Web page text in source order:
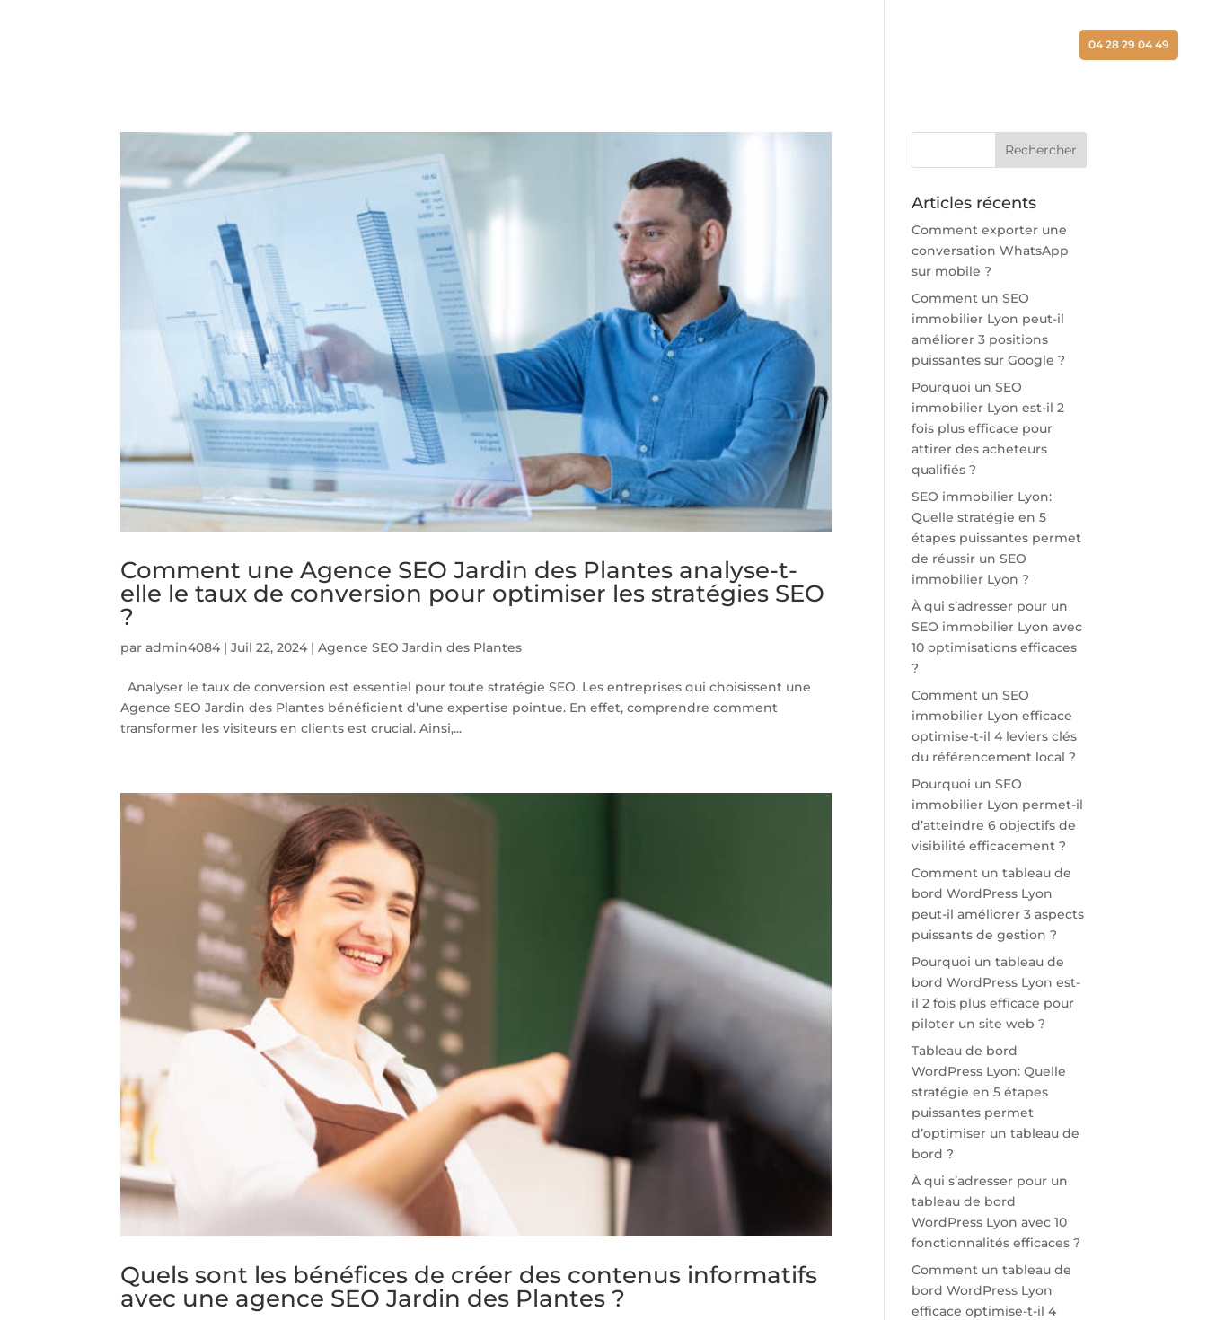
04 28 29 04 49
Comment une Agence SEO Jardin des Plantes analyse-t-
elle le taux de conversion pour optimiser les stratégies SEO
?
paradmin4084 |Juil 22, 2024 |Agence SEO Jardin des Plantes
Analyser le taux de conversion est essentiel pour toute stratégie SEO. Les entreprises qui choisissent une
Agence SEO Jardin des Plantes bénéficient d’une expertise pointue. En effet, comprendre comment
transformer les visiteurs en clients est crucial. Ainsi,...
Quels sont les bénéfices de créer des contenus informatifs
avec une agence SEO Jardin des Plantes ?
Articles récents
Comment exporter une
conversation WhatsApp
sur mobile ?
Comment un SEO
immobilier Lyon peut-il
améliorer 3 positions
puissantes sur Google ?
Pourquoi un SEO
immobilier Lyon est-il 2
fois plus efficace pour
attirer des acheteurs
qualifiés ?
SEO immobilier Lyon:
Quelle stratégie en 5
étapes puissantes permet
de réussir un SEO
immobilier Lyon ?
À qui s’adresser pour un
SEO immobilier Lyon avec
10 optimisations efficaces
?
Comment un SEO
immobilier Lyon efficace
optimise-t-il 4 leviers clés
du référencement local ?
Pourquoi un SEO
immobilier Lyon permet-il
d’atteindre 6 objectifs de
visibilité efficacement ?
Comment un tableau de
bord WordPress Lyon
peut-il améliorer 3 aspects
puissants de gestion ?
Pourquoi un tableau de
bord WordPress Lyon est-
il 2 fois plus efficace pour
piloter un site web ?
Tableau de bord
WordPress Lyon: Quelle
stratégie en 5 étapes
puissantes permet
d’optimiser un tableau de
bord ?
À qui s’adresser pour un
tableau de bord
WordPress Lyon avec 10
fonctionnalités efficaces ?
Comment un tableau de
bord WordPress Lyon
efficace optimise-t-il 4